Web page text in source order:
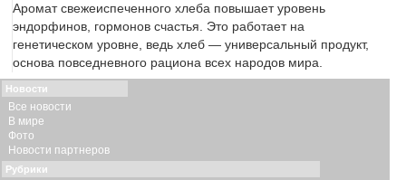
Аромат свежеиспеченного хлеба повышает уровень
эндорфинов, гормонов счастья. Это работает на
генетическом уровне, ведь хлеб — универсальный продукт,
основа повседневного рациона всех народов мира.
Новости
Все новости
В мире
Фото
Новости партнеров
Рубрики